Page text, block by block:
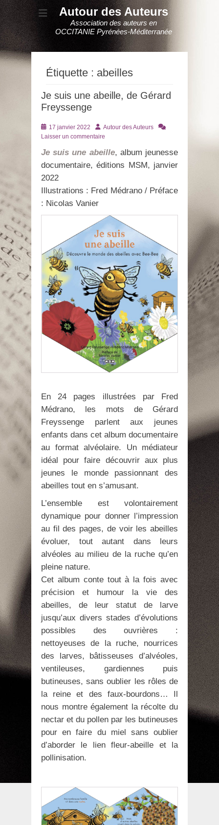
Autour des Auteurs
Association des auteurs en
OCCITANIE Pyrénées-Méditerranée
Étiquette : abeilles
Je suis une abeille, de Gérard
Freyssenge
Posté
le
17 janvier 2022 AuteurAutour des Auteurs
Laisser un commentaire
Je suis une abeille, album jeunesse
documentaire, éditions MSM, janvier
2022
Illustrations : Fred Médrano / Préface
: Nicolas Vanier
En 24 pages illustrées par Fred
Médrano, les mots de Gérard
Freyssenge parlent aux jeunes
enfants dans cet album documentaire
au format alvéolaire. Un médiateur
idéal pour faire découvrir aux plus
jeunes le monde passionnant des
abeilles tout en s’amusant.
L’ensemble est volontairement
dynamique pour donner l’impression
au fil des pages, de voir les abeilles
évoluer, tout autant dans leurs
alvéoles au milieu de la ruche qu’en
pleine nature.
Cet album conte tout à la fois avec
précision et humour la vie des
abeilles, de leur statut de larve
jusqu’aux divers stades d’évolutions
possibles des ouvrières :
nettoyeuses de la ruche, nourrices
des larves, bâtisseuses d’alvéoles,
ventileuses, gardiennes puis
butineuses, sans oublier les rôles de
la reine et des faux-bourdons… Il
nous montre également la récolte du
nectar et du pollen par les butineuses
pour en faire du miel sans oublier
d’aborder le lien fleur-abeille et la
pollinisation.